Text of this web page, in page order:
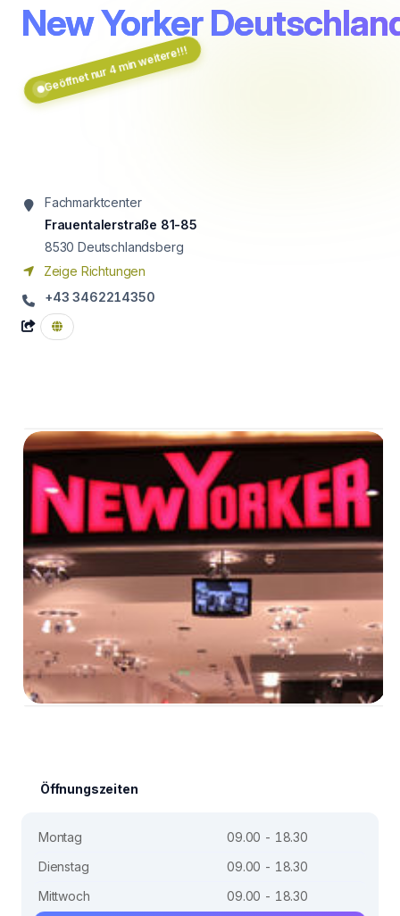
New Yorker
Geöffnet nur 4 min weitere!!!
Fachmarktcenter
Frauentalerstraße 81-85
8530 Deutschlandsberg
Zeige Richtungen
+43 3462214350
Öffnungszeiten
Montag
09.00 - 18.30
Dienstag
09.00 - 18.30
Mittwoch
09.00 - 18.30